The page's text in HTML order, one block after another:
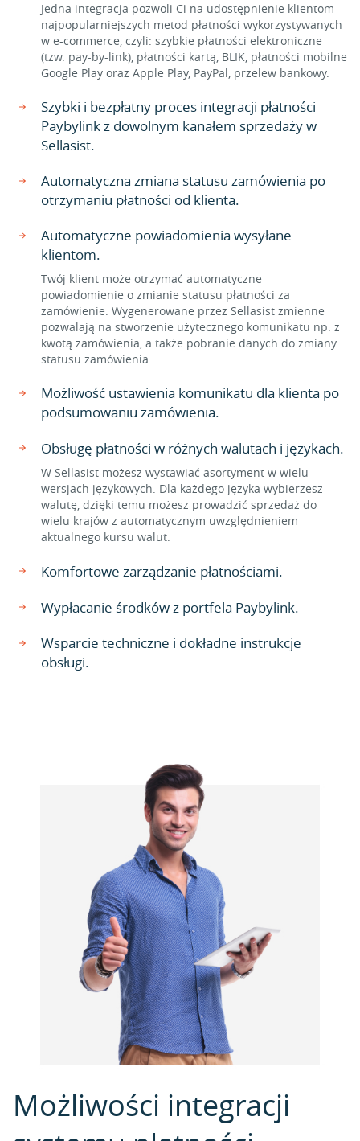
Jedna integracja pozwoli Ci na udostępnienie klientom
najpopularniejszych metod płatności wykorzystywanych
w e-commerce, czyli: szybkie płatności elektroniczne
(tzw. pay-by-link), płatności kartą, BLIK, płatności mobilne
Google Play oraz Apple Play, PayPal, przelew bankowy.
Szybki i bezpłatny proces integracji płatności
Paybylink z dowolnym kanałem sprzedaży w
Sellasist.
Automatyczna zmiana statusu zamówienia po
otrzymaniu płatności od klienta.
Automatyczne powiadomienia wysyłane
klientom.
Twój klient może otrzymać automatyczne
powiadomienie o zmianie statusu płatności za
zamówienie. Wygenerowane przez Sellasist zmienne
pozwalają na stworzenie użytecznego komunikatu np. z
kwotą zamówienia, a także pobranie danych do zmiany
statusu zamówienia.
Możliwość ustawienia komunikatu dla klienta po
podsumowaniu zamówienia.
Obsługę płatności w różnych walutach i językach.
W Sellasist możesz wystawiać asortyment w wielu
wersjach językowych. Dla każdego języka wybierzesz
walutę, dzięki temu możesz prowadzić sprzedaż do
wielu krajów z automatycznym uwzględnieniem
aktualnego kursu walut.
Komfortowe zarządzanie płatnościami.
Wypłacanie środków z portfela Paybylink.
Wsparcie techniczne i dokładne instrukcje
obsługi.
Możliwości integracji